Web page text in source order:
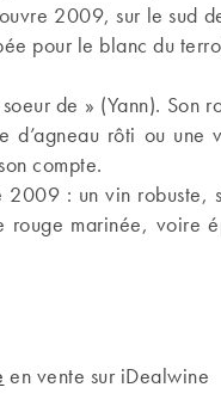
2009, sur le sud
pour le blanc du
de » (Yann). Son
d’agneau rôti ou une
compte.
: un vin robuste,
rouge marinée, voire
en vente sur iDealwine